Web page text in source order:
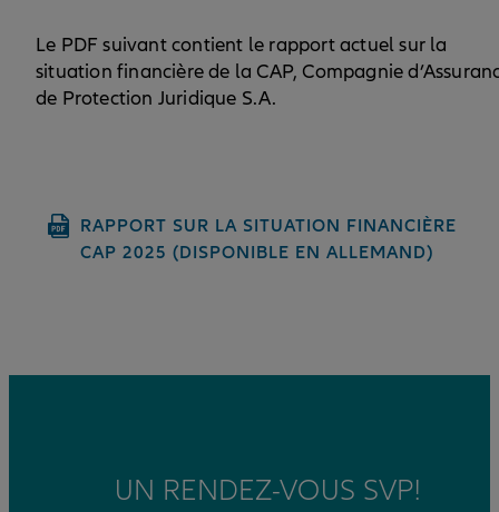
Le PDF suivant contient le rapport actuel sur la
situation financière de la CAP, Compagnie
de Protection Juridique S.A.
RAPPORT SUR LA SITUATION FINANCIÈRE
CAP 2025 (DISPONIBLE EN ALLEMAND)
UN RENDEZ-VOUS SVP!